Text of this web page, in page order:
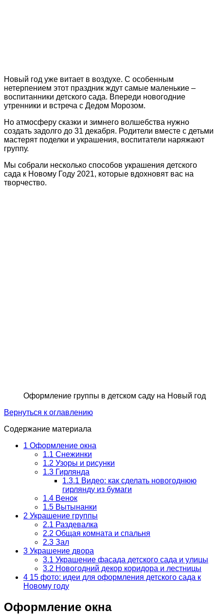
Новый год уже витает в воздухе. С особенным
нетерпением этот праздник ждут самые маленькие –
воспитанники детского сада. Впереди новогодние
утренники и встреча с Дедом Морозом.
Но атмосферу сказки и зимнего волшебства нужно
создать задолго до 31 декабря. Родители вместе с детьми
мастерят поделки и украшения, воспитатели наряжают
группу.
Мы собрали несколько способов украшения детского
сада к Новому Году 2021, которые вдохновят вас на
творчество.
Оформление группы в детском саду на Новый год
Вернуться к оглавлению
Содержание материала
1 Оформление окна
1.1 Снежинки
1.2 Узоры и рисунки
1.3 Гирлянда
1.3.1 Видео: как сделать новогоднюю
гирлянду из бумаги
1.4 Венок
1.5 Вытынанки
2 Украшение группы
2.1 Раздевалка
2.2 Общая комната и спальня
2.3 Зал
3 Украшение двора
3.1 Украшение фасада детского сада и улицы
3.2 Новогодний декор коридора и лестницы
4 15 фото: идеи для оформления детского сада к
Новому году
Оформление окна